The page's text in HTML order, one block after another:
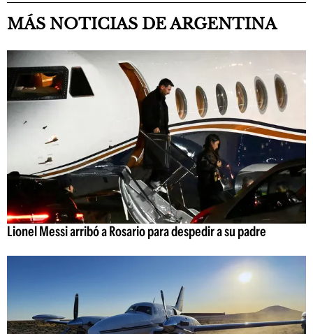
MÁS NOTICIAS DE ARGENTINA
Lionel Messi arribó a Rosario para despedir a su padre